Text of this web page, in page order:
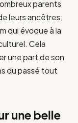
parents
leurs ancêtres.
qui évoque à la
Cela
une part de son
du passé tout
une belle